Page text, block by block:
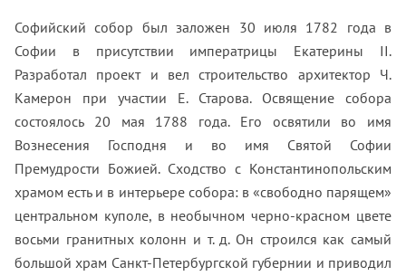
Софийский собор был заложен 30 июля 1782 года в
Софии в присутствии императрицы Екатерины II.
Разработал проект и вел строительство архитектор Ч.
Камерон при участии Е. Старова. Освящение собора
состоялось 20 мая 1788 года. Его освятили во имя
Вознесения Господня и во имя Святой Софии
Премудрости Божией. Сходство с Константинопольским
храмом есть и в интерьере собора: в «свободно парящем»
центральном куполе, в необычном черно-красном цвете
восьми гранитных колонн и т. д. Он строился как самый
большой храм Санкт-Петербургской губернии и приводил